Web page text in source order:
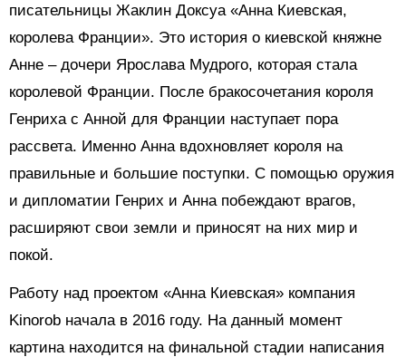
писательницы Жаклин Доксуа «Анна Киевская,
королева Франции». Это история о киевской княжне
Анне – дочери Ярослава Мудрого, которая стала
королевой Франции. После бракосочетания короля
Генриха с Анной для Франции наступает пора
рассвета. Именно Анна вдохновляет короля на
правильные и большие поступки. С помощью оружия
и дипломатии Генрих и Анна побеждают врагов,
расширяют свои земли и приносят на них мир и
покой.
Работу над проектом «Анна Киевская» компания
Kinorob начала в 2016 году. На данный момент
картина находится на финальной стадии написания